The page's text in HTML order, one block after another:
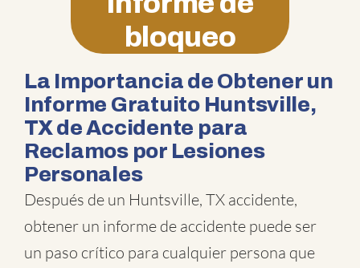
bloqueo
La Importancia de Obtener un
Informe Gratuito Huntsville,
TX de Accidente para
Reclamos por Lesiones
Personales
Después de un Huntsville, TX accidente,
obtener un informe de accidente puede ser
un paso crítico para cualquier persona que